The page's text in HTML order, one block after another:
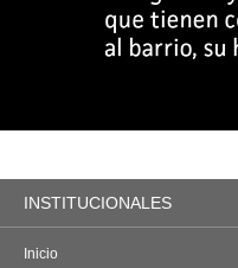
INSTITUCIONALES
Inicio